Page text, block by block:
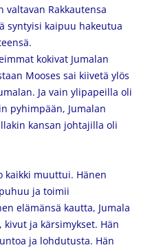
valtavan Rakkautensa
syntyisi kaipuu hakeutua
kokivat Jumalan
Mooses sai kiivetä ylös
Ja vain ylipapeilla oli
pyhimpään, Jumalan
kansan johtajilla oli
kaikki muuttui. Hänen
ja toimii
elämänsä kautta, Jumala
ja kärsimykset. Hän
ja lohdutusta. Hän